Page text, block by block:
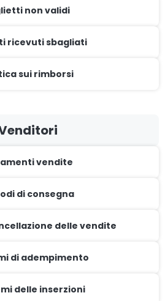
non validi
ricevuti sbagliati
sui rimborsi
vendite
di consegna
delle vendite
di adempimento
delle inserzioni